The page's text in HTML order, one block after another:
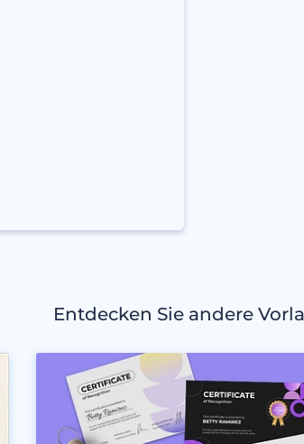
Entdecken Sie andere